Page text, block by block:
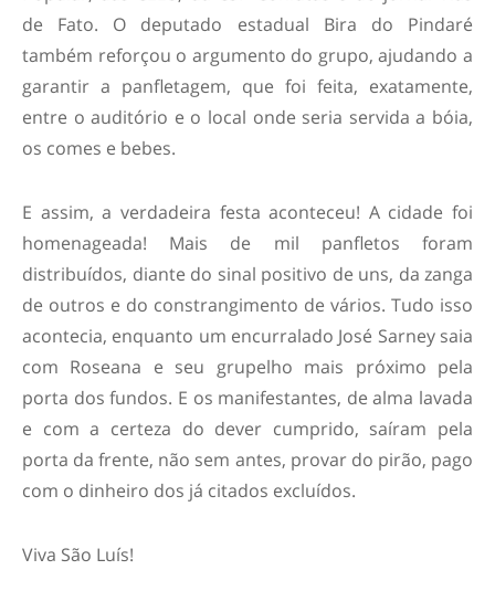
de Fato. O deputado estadual Bira do Pindaré
também reforçou o argumento do grupo, ajudando a
garantir a panfletagem, que foi feita, exatamente,
entre o auditório e o local onde seria servida a bóia,
os comes e bebes.
E assim, a verdadeira festa aconteceu! A cidade foi
homenageada! Mais de mil panfletos foram
distribuídos, diante do sinal positivo de uns, da zanga
de outros e do constrangimento de vários. Tudo isso
acontecia, enquanto um encurralado José Sarney saia
com Roseana e seu grupelho mais próximo pela
porta dos fundos. E os manifestantes, de alma lavada
e com a certeza do dever cumprido, saíram pela
porta da frente, não sem antes, provar do pirão, pago
com o dinheiro dos já citados excluídos.
Viva São Luís!